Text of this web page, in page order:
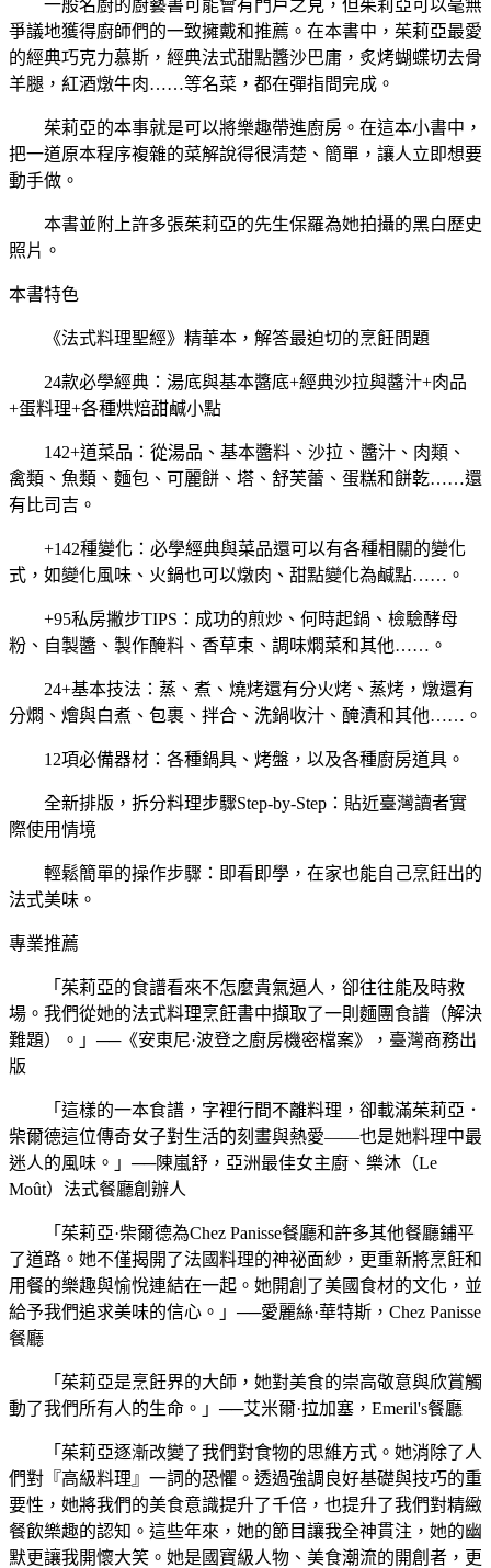
一般名廚的廚藝書可能會有門戶之見，但茱莉亞可以毫無
爭議地獲得廚師們的一致擁戴和推薦。在本書中，茱莉亞最愛
的經典巧克力慕斯，經典法式甜點醬沙巴庸，炙烤蝴蝶切去骨
羊腿，紅酒燉牛肉……等名菜，都在彈指間完成。
茱莉亞的本事就是可以將樂趣帶進廚房。在這本小書中，
把一道原本程序複雜的菜解說得很清楚、簡單，讓人立即想要
動手做。
本書並附上許多張茱莉亞的先生保羅為她拍攝的黑白歷史
照片。
本書特色
《法式料理聖經》精華本，解答最迫切的烹飪問題
24款必學經典：湯底與基本醬底+經典沙拉與醬汁+肉品
+蛋料理+各種烘焙甜鹹小點
142+道菜品：從湯品、基本醬料、沙拉、醬汁、肉類、
禽類、魚類、麵包、可麗餅、塔、舒芙蕾、蛋糕和餅乾……還
有比司吉。
+142種變化：必學經典與菜品還可以有各種相關的變化
式，如變化風味、火鍋也可以燉肉、甜點變化為鹹點……。
+95私房撇步TIPS：成功的煎炒、何時起鍋、檢驗酵母
粉、自製醬、製作醃料、香草束、調味燜菜和其他……。
24+基本技法：蒸、煮、燒烤還有分火烤、蒸烤，燉還有
分燜、燴與白煮、包裹、拌合、洗鍋收汁、醃漬和其他……。
12項必備器材：各種鍋具、烤盤，以及各種廚房道具。
全新排版，拆分料理步驟Step-by-Step：貼近臺灣讀者實
際使用情境
輕鬆簡單的操作步驟：即看即學，在家也能自己烹飪出的
法式美味。
專業推薦
「茱莉亞的食譜看來不怎麼貴氣逼人，卻往往能及時救
場。我們從她的法式料理烹飪書中擷取了一則麵團食譜（解決
難題）。」──《安東尼·波登之廚房機密檔案》，臺灣商務出
版
「這樣的一本食譜，字裡行間不離料理，卻載滿茱莉亞．
柴爾德這位傳奇女子對生活的刻畫與熱愛——也是她料理中最
迷人的風味。」──陳嵐舒，亞洲最佳女主廚、樂沐（Le
Moût）法式餐廳創辦人
「茱莉亞·柴爾德為Chez Panisse餐廳和許多其他餐廳鋪平
了道路。她不僅揭開了法國料理的神祕面紗，更重新將烹飪和
用餐的樂趣與愉悅連結在一起。她開創了美國食材的文化，並
給予我們追求美味的信心。」──愛麗絲·華特斯，Chez Panisse
餐廳
「茱莉亞是烹飪界的大師，她對美食的崇高敬意與欣賞觸
動了我們所有人的生命。」──艾米爾·拉加塞，Emeril's餐廳
「茱莉亞逐漸改變了我們對食物的思維方式。她消除了人
們對『高級料理』一詞的恐懼。透過強調良好基礎與技巧的重
要性，她將我們的美食意識提升了千倍，也提升了我們對精緻
餐飲樂趣的認知。這些年來，她的節目讓我全神貫注，她的幽
默更讓我開懷大笑。她是國寶級人物、美食潮流的開創者，更